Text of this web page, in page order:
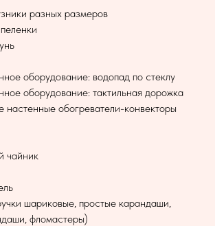
разных размеров
оборудование: водопад по стеклу
оборудование: тактильная дорожка
настенные обогреватели-конвекторы
чайник
шариковые, простые карандаши,
фломастеры)